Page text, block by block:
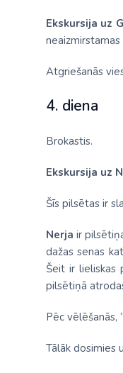
Ekskursija uz
neaizmirstamas
Atgriešanās
4. diena
Brokastis.
Ekskursija uz
Šīs pilsētas ir
Nerja ir
dažas senas
Šeit ir lieliskas
pilsētiņā
Pēc vēlēšanās,
Tālāk dosimies